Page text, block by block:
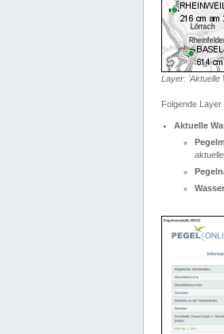
Layer: 'Aktuelle
Folgende Layer
Aktuelle